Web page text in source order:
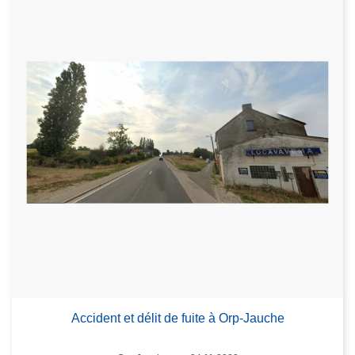
Accident et délit de fuite à Orp-Jauche